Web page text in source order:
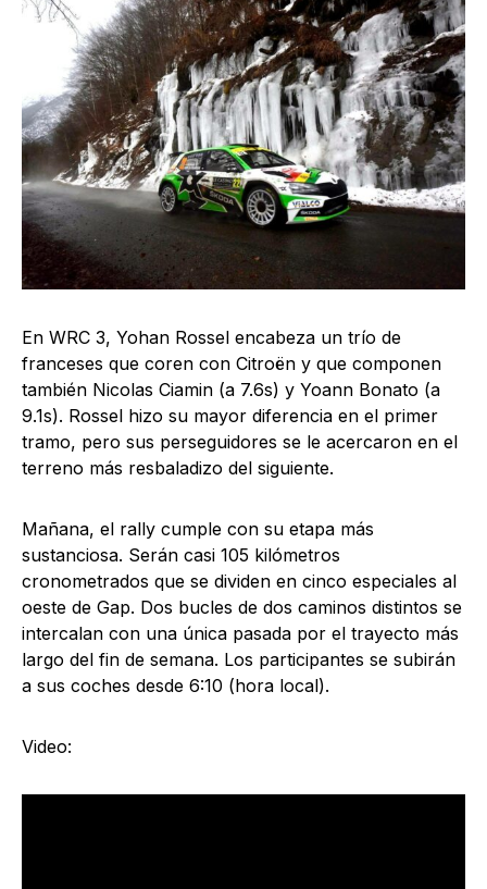
En WRC 3, Yohan Rossel encabeza un trío de
franceses que coren con Citroën y que componen
también Nicolas Ciamin (a 7.6s) y Yoann Bonato (a
9.1s). Rossel hizo su mayor diferencia en el primer
tramo, pero sus perseguidores se le acercaron en el
terreno más resbaladizo del siguiente.
Mañana, el rally cumple con su etapa más
sustanciosa. Serán casi 105 kilómetros
cronometrados que se dividen en cinco especiales al
oeste de Gap. Dos bucles de dos caminos distintos se
intercalan con una única pasada por el trayecto más
largo del fin de semana. Los participantes se subirán
a sus coches desde 6:10 (hora local).
Video: